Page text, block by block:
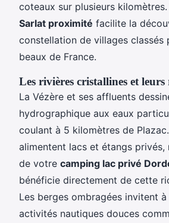
coteaux sur plusieurs
Sarlat proximité facilite la
constellation de villages classés
beaux de France.
Les rivières cristallines et leurs
La Vézère et ses affluents
hydrographique aux eaux
coulant à 5 kilomètres de
alimentent lacs et étangs privés,
de votre camping lac privé
bénéficie directement de cette
Les berges ombragées invitent
activités nautiques douces